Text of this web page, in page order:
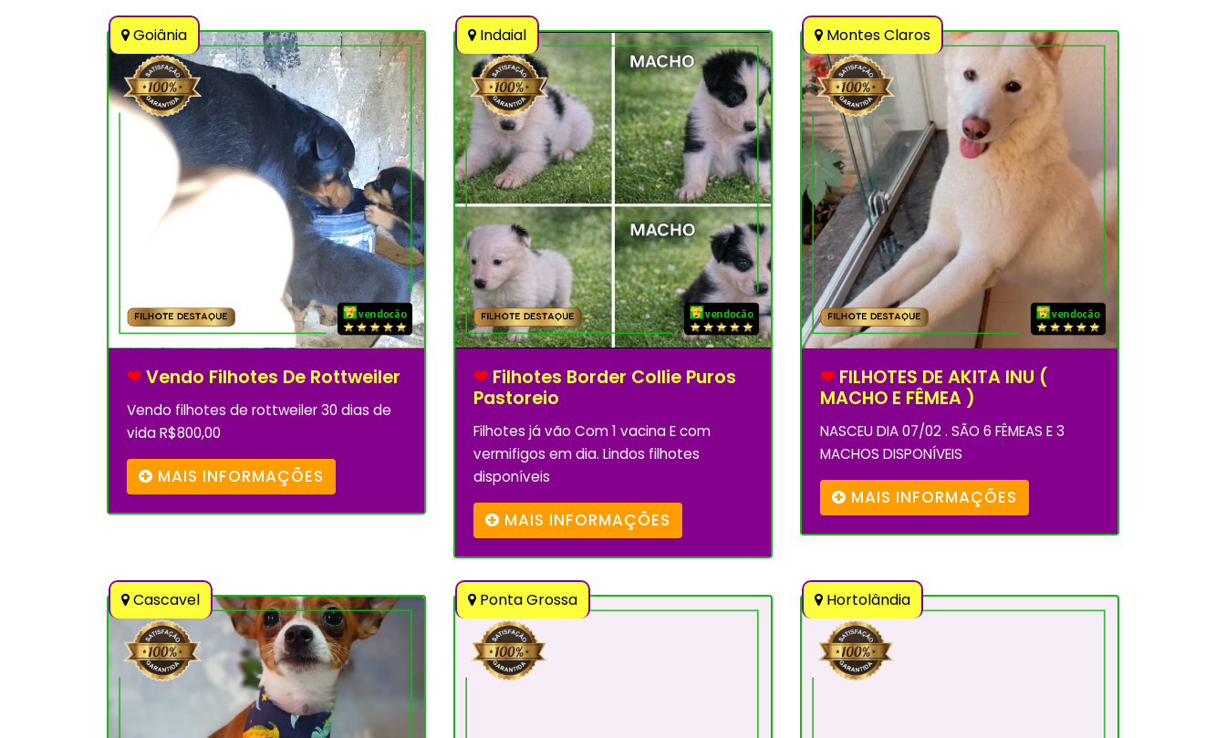
Goiânia
❤Vendo Filhotes De Rottweiler
Vendo filhotes de rottweiler 30 dias de
vida R$800,00
MAIS INFORMAÇÕES
Indaial
❤ Filhotes Border Collie Puros
Pastoreio
Filhotes já vão Com 1 vacina E com
vermifigos em dia. Lindos filhotes
disponíveis
MAIS INFORMAÇÕES
Montes Claros
❤ FILHOTES DE AKITA INU (
MACHO E FÊMEA )
NASCEU DIA 07/02 . SÃO 6 FÊMEAS E 3
MACHOS DISPONÍVEIS
MAIS INFORMAÇÕES
Cascavel Ponta Grossa Hortolândia